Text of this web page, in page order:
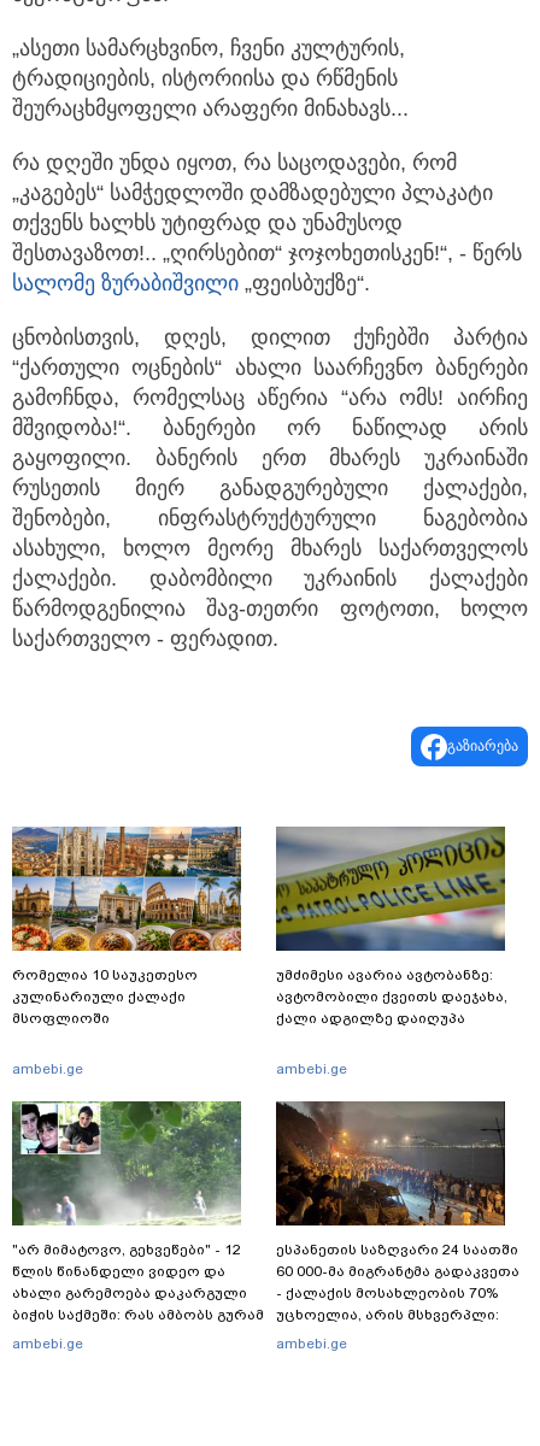
„ასეთი სამარცხვინო, ჩვენი კულტურის,
ტრადიციების, ისტორიისა და რწმენის
შეურაცხმყოფელი არაფერი მინახავს...
რა დღეში უნდა იყოთ, რა საცოდავები, რომ
„კაგებეს“ სამჭედლოში დამზადებული პლაკატი
თქვენს ხალხს უტიფრად და უნამუსოდ
შესთავაზოთ!.. „ღირსებით“ ჯოჯოხეთისკენ!“, - წერს
სალომე ზურაბიშვილი „ფეისბუქზე“.
ცნობისთვის, დღეს, დილით ქუჩებში პარტია
“ქართული ოცნების“ ახალი საარჩევნო ბანერები
გამოჩნდა, რომელსაც აწერია “არა ომს! აირჩიე
მშვიდობა!“. ბანერები ორ ნაწილად არის
გაყოფილი. ბანერის ერთ მხარეს უკრაინაში
რუსეთის მიერ განადგურებული ქალაქები,
შენობები, ინფრასტრუქტურული ნაგებობია
ასახული, ხოლო მეორე მხარეს საქართველოს
ქალაქები. დაბომბილი უკრაინის ქალაქები
წარმოდგენილია შავ-თეთრი ფოტოთი, ხოლო
საქართველო - ფერადით.
გაზიარება
რომელია 10 საუკეთესო
კულინარიული ქალაქი
მსოფლიოში
ambebi.ge
"არ მიმატოვო, გეხვეწები" - 12
წლის წინანდელი ვიდეო და
ახალი გარემოება დაკარგული
ბიჭის საქმეში: რას ამბობს გურამ
დადიანიძის დედა
ambebi.ge
უმძიმესი ავარია ავტობანზე:
ავტომობილი ქვეითს დაეჯახა,
ქალი ადგილზე დაიღუპა
ambebi.ge
ესპანეთის საზღვარი 24 საათში
60 000-მა მიგრანტმა გადაკვეთა
- ქალაქის მოსახლეობის 70%
უცხოელია, არის მსხვერპლი:
ბოლო ცნობები სეუტადან,
ambebi.ge